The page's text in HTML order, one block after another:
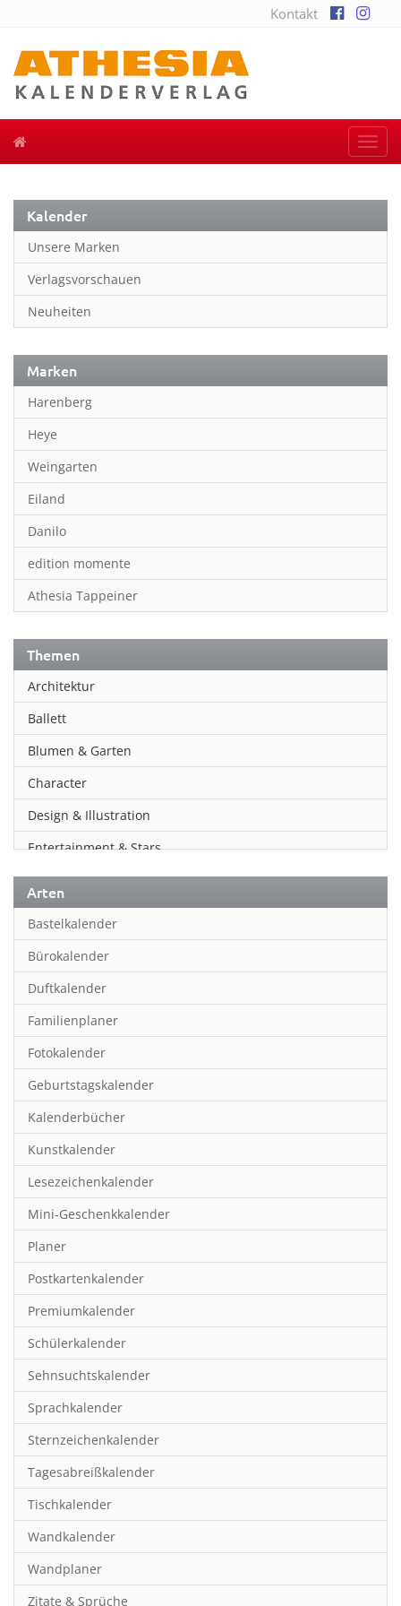
Kontakt
Kalender
Unsere Marken
Verlagsvorschauen
Neuheiten
Marken
Harenberg
Heye
Weingarten
Eiland
Danilo
edition momente
Athesia Tappeiner
Themen
Architektur
Ballett
Blumen & Garten
Character
Design & Illustration
Entertainment & Stars
Erotik
Essen & Trinken
Familienplaner
Fantasy
Film
Fotokunst
Frauen
Fußball
Gaming
Geburtstagskalender
Geschichte
Hobby & Basteln
Humor & Cartoon
Inspiration & Entspannung
Inspiration & Spiritualität
Kinderkalender
Kunst
Länder & Städte
Landschaft & Natur
Lifestyle
Literatur
Manga & Animé
Neutrale Kalender
Arten
Bastelkalender
Bürokalender
Duftkalender
Familienplaner
Fotokalender
Geburtstagskalender
Kalenderbücher
Kunstkalender
Lesezeichenkalender
Mini-Geschenkkalender
Planer
Postkartenkalender
Premiumkalender
Schülerkalender
Sehnsuchtskalender
Sprachkalender
Sternzeichenkalender
Tagesabreißkalender
Tischkalender
Wandkalender
Wandplaner
Zitate & Sprüche